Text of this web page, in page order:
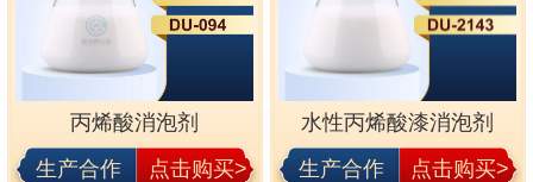
丙烯酸消泡剂
生产合作
点击购买>
水性丙烯酸漆消泡剂
生产合作
点击购买>